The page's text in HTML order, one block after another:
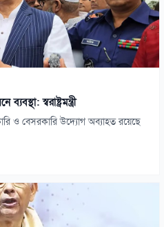
স্বরাষ্ট্রমন্ত্রী
ও বেসরকারি উদ্যোগ অব্যাহত রয়েছে